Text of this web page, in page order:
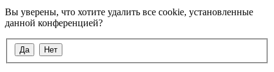
Вы уверены, что хотите удалить все cookie, установленные
данной конференцией?